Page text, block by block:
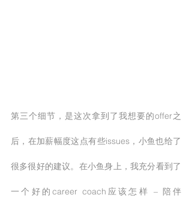
第三个细节，是这次拿到了我想要的offer之
后，在加薪幅度这点有些issues，小鱼也给了
很多很好的建议。在小鱼身上，我充分看到了
一个好的career coach应该怎样 – 陪伴